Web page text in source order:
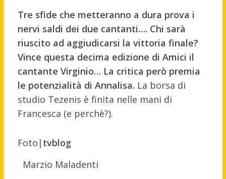
Tre sfide che metteranno a dura prova i
nervi saldi dei due cantanti…. Chi sarà
riuscito ad aggiudicarsi la vittoria finale?
Vince questa decima edizione di Amici il
cantante Virginio… La critica però premia
le potenzialità di Annalisa. La borsa di
studio Tezenis è finita nelle mani di
Francesca (e perchè?).
Foto| tvblog
Marzio Maladenti